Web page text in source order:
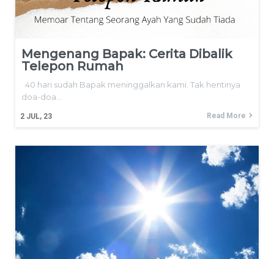
Mengenang Bapak: Cerita Dibalik
Telepon Rumah
2 JUL, 23
40 hari sudah Bapak meninggalkan kami. Tak hentinya
doa-doa…
Read More